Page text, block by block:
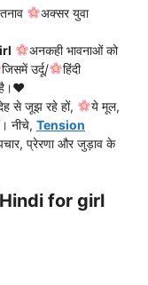
अक्सर युवा
अनकही भावनाओं को
जिसमें उर्दू/
हिंदी
♥️
से जूझ रहे हों,
ये मूल,
नीचे, Tension
प्रेरणा और जुड़ाव के
for girl